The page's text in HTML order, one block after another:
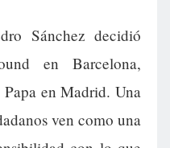
Sánchez decidió
en Barcelona,
en Madrid. Una
ven como una